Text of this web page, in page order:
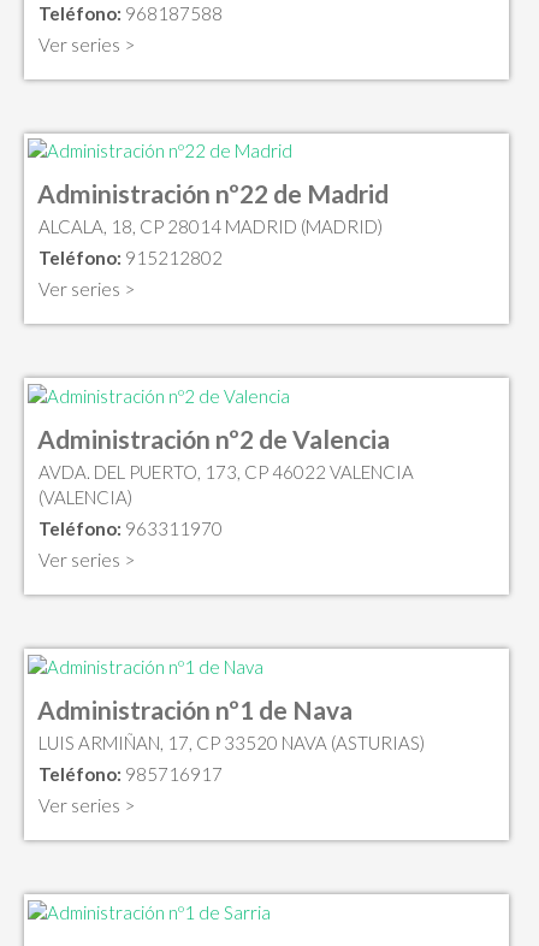
Teléfono: 968187588
Ver series >
Administración nº22 de Madrid
ALCALA, 18, CP 28014 MADRID (MADRID)
Teléfono: 915212802
Ver series >
Administración nº2 de Valencia
AVDA. DEL PUERTO, 173, CP 46022 VALENCIA
(VALENCIA)
Teléfono: 963311970
Ver series >
Administración nº1 de Nava
LUIS ARMIÑAN, 17, CP 33520 NAVA (ASTURIAS)
Teléfono: 985716917
Ver series >